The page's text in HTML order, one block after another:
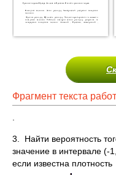
Фрагмент текста
3. Найти вероятность
значение в интервале
если известна плотность